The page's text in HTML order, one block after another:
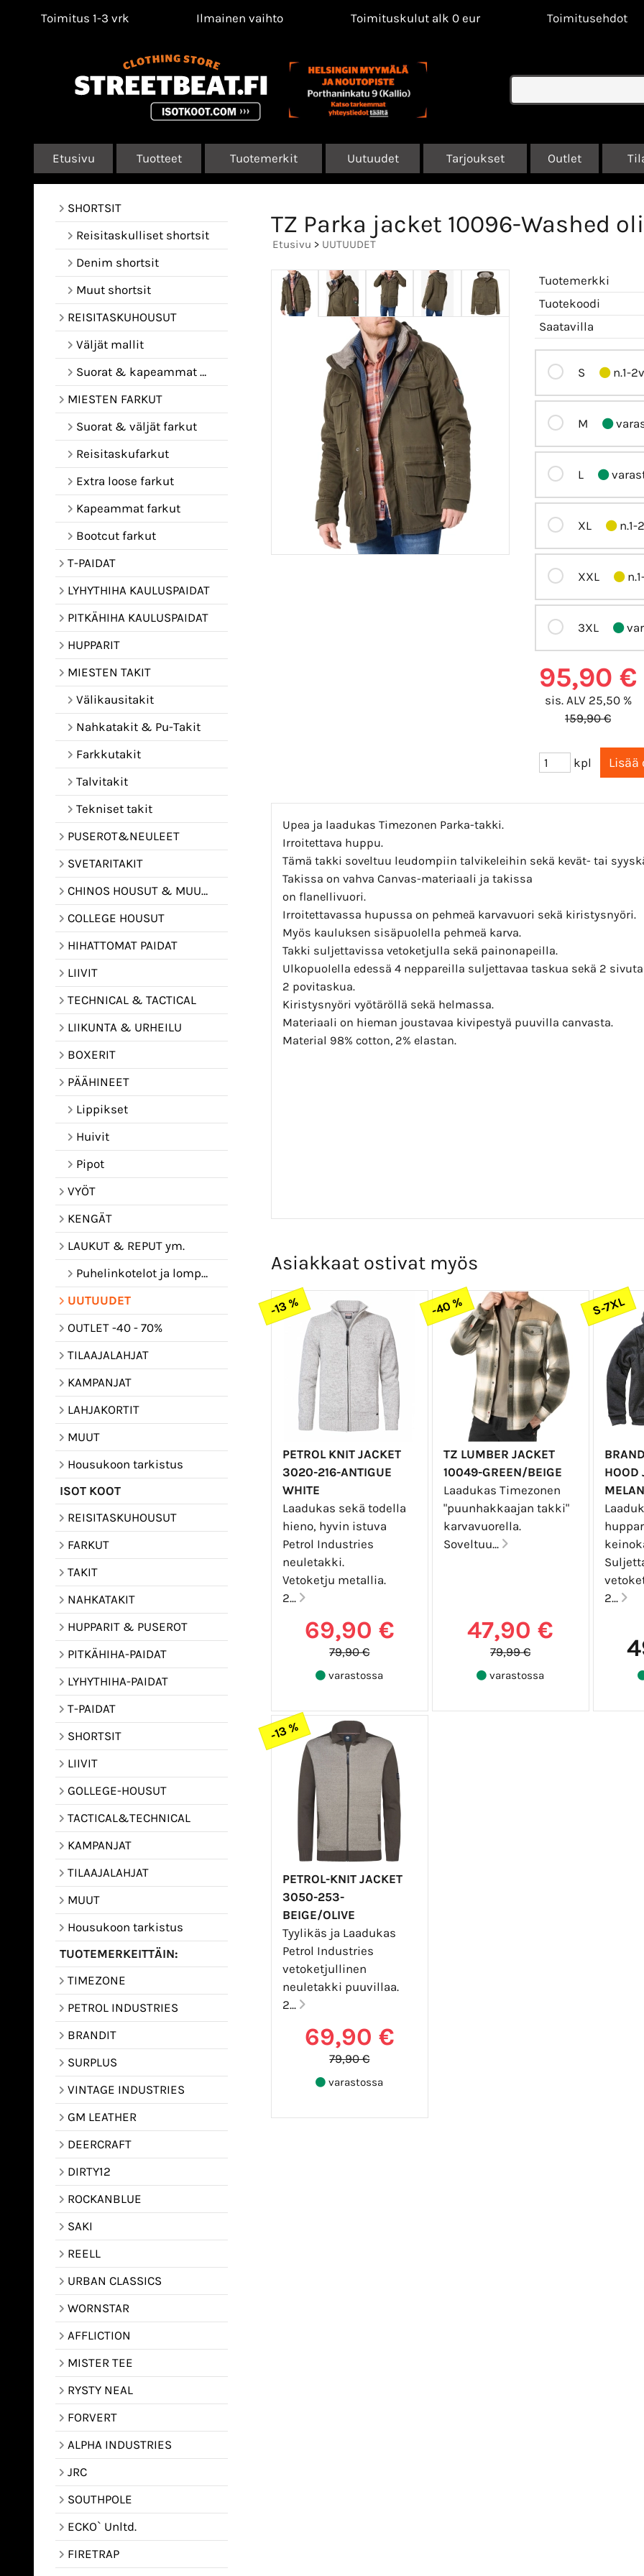
Toimitus 1-3 vrk Ilmainen vaihto Toimituskulut alk 0 eur Toimitusehdot
Etusivu Tuotteet Tuotemerkit Uutuudet Tarjoukset Outlet
SHORTSIT
Reisitaskulliset shortsit
Denim shortsit
Muut shortsit
REISITASKUHOUSUT
Väljät mallit
Suorat & kapeammat mallit
MIESTEN FARKUT
Suorat & väljät farkut
Reisitaskufarkut
Extra loose farkut
Kapeammat farkut
Bootcut farkut
T-PAIDAT
LYHYTHIHA KAULUSPAIDAT
PITKÄHIHA KAULUSPAIDAT
HUPPARIT
MIESTEN TAKIT
Välikausitakit
Nahkatakit & Pu-Takit
Farkkutakit
Talvitakit
Tekniset takit
PUSEROT&NEULEET
SVETARITAKIT
CHINOS HOUSUT & MUUT HOUSUT
COLLEGE HOUSUT
HIHATTOMAT PAIDAT
LIIVIT
TECHNICAL & TACTICAL
LIIKUNTA & URHEILU
BOXERIT
PÄÄHINEET
Lippikset
Huivit
Pipot
VYÖT
KENGÄT
LAUKUT & REPUT ym.
Puhelinkotelot ja lompakot
UUTUUDET
OUTLET -40 - 70%
TILAAJALAHJAT
KAMPANJAT
LAHJAKORTIT
MUUT
Housukoon tarkistus
ISOT KOOT
REISITASKUHOUSUT
FARKUT
TAKIT
NAHKATAKIT
HUPPARIT & PUSEROT
PITKÄHIHA-PAIDAT
LYHYTHIHA-PAIDAT
T-PAIDAT
SHORTSIT
LIIVIT
GOLLEGE-HOUSUT
TACTICAL&TECHNICAL
KAMPANJAT
TILAAJALAHJAT
MUUT
Housukoon tarkistus
TUOTEMERKEITTÄIN:
TIMEZONE
PETROL INDUSTRIES
BRANDIT
SURPLUS
VINTAGE INDUSTRIES
GM LEATHER
DEERCRAFT
DIRTY12
ROCKANBLUE
SAKI
REELL
URBAN CLASSICS
WORNSTAR
AFFLICTION
MISTER TEE
RYSTY NEAL
FORVERT
ALPHA INDUSTRIES
JRC
SOUTHPOLE
ECKO` Unltd.
FIRETRAP
TZ Parka jacket 10096-Washed
Etusivu > UUTUUDET
Tuotemerkki
Tuotekoodi
Saatavilla
S n.1-
M
L
XL n.1-
XXL
3XL
95,90 €
sis. ALV 25,50 %
159,90 €
kpl
Upea ja laadukas Timezonen Parka-takki.
Irroitettava huppu.
Tämä takki soveltuu leudompiin talvikeleihin sekä kevät- tai
Takissa on vahva Canvas-materiaali ja takissa
on flanellivuori.
Irroitettavassa hupussa on pehmeä karvavuori sekä kiristysnyöri.
Myös kauluksen sisäpuolella pehmeä karva.
Takki suljettavissa vetoketjulla sekä painonapeilla.
Ulkopuolella edessä 4 neppareilla suljettavaa taskua sekä 2
2 povitaskua.
Kiristysnyöri vyötäröllä sekä helmassa.
Materiaali on hieman joustavaa kivipestyä puuvilla canvasta.
Material 98% cotton, 2% elastan.
Asiakkaat ostivat myös
-13 %
PETROL KNIT JACKET
3020-216-ANTIGUE
WHITE
Laadukas sekä todella
hieno, hyvin istuva
Petrol Industries
neuletakki.
Vetoketju metallia.
2...
69,90 €
79,90 €
varastossa
-40 %
TZ LUMBER JACKET
10049-GREEN/BEIGE
Laadukas Timezonen
"puunhakkaajan takki"
karvavuorella.
Soveltuu...
47,90 €
79,99 €
varastossa
S-7XL
HOOD
2...
-13 %
PETROL-KNIT JACKET
3050-253-
BEIGE/OLIVE
Tyylikäs ja Laadukas
Petrol Industries
vetoketjullinen
neuletakki puuvillaa.
2...
69,90 €
79,90 €
varastossa